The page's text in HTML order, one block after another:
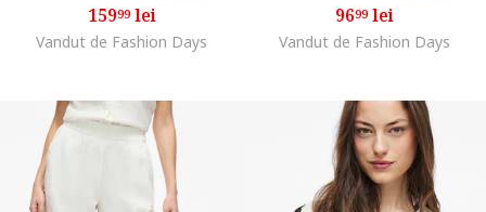
15999lei
Vandut de Fashion Days
9699lei
Vandut de Fashion Days